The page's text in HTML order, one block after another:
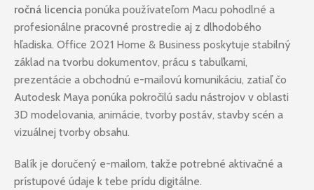
ročná licencia ponúka používateľom Macu pohodlné a
profesionálne pracovné prostredie aj z dlhodobého
hľadiska. Office 2021 Home & Business poskytuje stabilný
základ na tvorbu dokumentov, prácu s tabuľkami,
prezentácie a obchodnú e-mailovú komunikáciu, zatiaľ čo
Autodesk Maya ponúka pokročilú sadu nástrojov v oblasti
3D modelovania, animácie, tvorby postáv, stavby scén a
vizuálnej tvorby obsahu.
Balík je doručený e-mailom, takže potrebné aktivačné a
prístupové údaje k tebe prídu digitálne.